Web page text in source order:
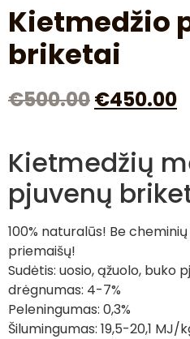
Kietmedžio
briketai
€500.00€450.00
Kietmedžių
pjuvenų
100% naturalūs! Be
priemaišų!
Sudėtis: uosio, ąžuolo, buko
drėgnumas: 4-7%
Peleningumas: 0,3%
Šilumingumas: 19,5-20,1 MJ/